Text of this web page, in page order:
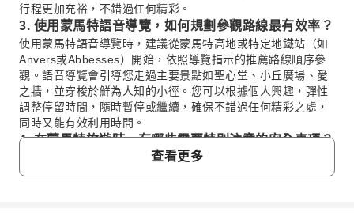
行程更加充裕，不錯過任何精彩。
3. 使用蒙馬特語音導覽，如何規劃參觀路線最有效率？
使用蒙馬特語音導覽時，建議從蒙馬特高地或特定地鐵站（如
Anvers或Abbesses）開始，依照導覽指示的推薦路線順序參
觀。語音導覽會引導您走過主要景點如聖心堂、小丘廣場、愛
之牆，並穿梭於鮮為人知的小徑。您可以根據個人興趣，彈性
調整停留時間，隨時暫停或繼續，確保不錯過任何精彩之處，
同時又能有效利用時間。
4. 在蒙馬特旅遊時，有哪些需要特別注意的安全事項？
在蒙馬特旅遊時，建議隨時留意周遭環境，尤其在人潮眾多的
觀光區域如聖心堂周邊和小丘廣場，需防範扒手。避免深夜獨
查看更多